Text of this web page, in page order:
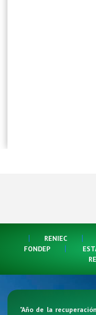
RENIEC
FONDEP
"Año de la